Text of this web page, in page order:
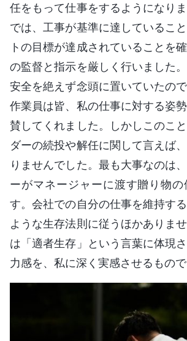
任をもって仕事をするようになり
では、工事が基準に達しているこ
トの目標が達成されていることを
の監督と指示を厳しく行いました
安全を絶えず念頭に置いていたの
作業員は皆、私の仕事に対する姿
賛してくれました。しかしこのこ
ダーの続投や解任に関して言えば
りませんでした。最も大事なのは
ーがマネージャーに渡す贈り物
す。会社での自分の仕事を維持す
ような生存法則に従うほかありま
は「適者生存」という言葉に体現
力感を、私に深く実感させるもので